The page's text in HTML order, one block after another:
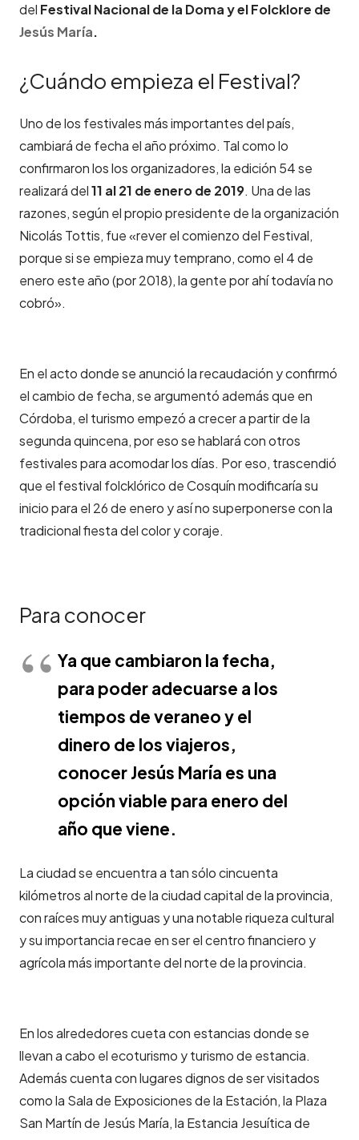
del Festival Nacional de la Doma y el Folcklore de
Jesús María.
¿Cuándo empieza el Festival?
Uno de los festivales más importantes del país,
cambiará de fecha el año próximo. Tal como lo
confirmaron los los organizadores, la edición 54 se
realizará del11 al 21 de enero de 2019. Una de las
razones, según el propio presidente de la organización
Nicolás Tottis, fue «rever el comienzo del Festival,
porque si se empieza muy temprano, como el 4 de
enero este año (por 2018), la gente por ahí todavía no
cobró».
En el acto donde se anunció la recaudación y confirmó
el cambio de fecha, se argumentó además que en
Córdoba, el turismo empezó a crecer a partir de la
segunda quincena, por eso se hablará con otros
festivales para acomodar los días. Por eso, trascendió
que el festival folcklórico de Cosquín modificaría su
inicio para el 26 de enero y así no superponerse con la
tradicional fiesta del color y coraje.
Para conocer
Ya que cambiaron la fecha,
para poder adecuarse a los
tiempos de veraneo y el
dinero de los viajeros,
conocer Jesús María es una
opción viable para enero del
año que viene.
La ciudad se encuentra a tan sólo cincuenta
kilómetros al norte de la ciudad capital de la provincia,
con raíces muy antiguas y una notable riqueza cultural
y su importancia recae en ser el centro financiero y
agrícola más importante del norte de la provincia.
En los alrededores cueta con estancias donde se
llevan a cabo el ecoturismo y turismo de estancia.
Además cuenta con lugares dignos de ser visitados
como la Sala de Exposiciones de la Estación, la Plaza
San Martín de Jesús María, la Estancia Jesuítica de